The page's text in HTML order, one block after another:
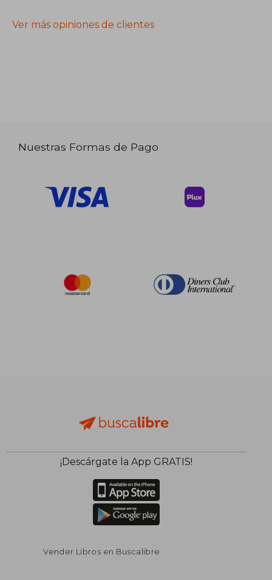
Ver más opiniones de clientes
Nuestras Formas de Pago
¡Descárgate la App GRATIS!
Vender Libros en Buscalibre